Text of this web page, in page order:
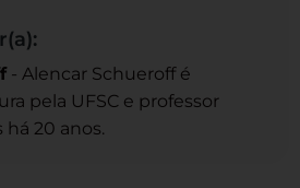
- Alencar Schueroff é
pela UFSC e professor
20 anos.